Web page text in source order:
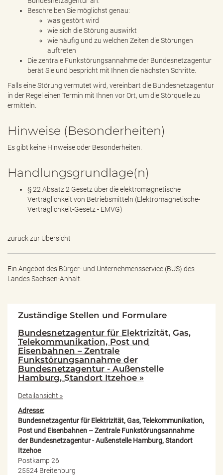
Beschreiben Sie möglichst genau:
was gestört wird
wie sich die Störung auswirkt
wie häufig und zu welchen Zeiten die Störungen
auftreten
Die zentrale Funkstörungsannahme der Bundesnetzagentur
berät Sie und bespricht mit Ihnen die nächsten Schritte.
Falls eine Störung vermutet wird, vereinbart die Bundesnetzagentur
in der Regel einen Termin mit Ihnen vor Ort, um die Störquelle zu
ermitteln.
Hinweise (Besonderheiten)
Es gibt keine Hinweise oder Besonderheiten.
Handlungsgrundlage(n)
§ 22 Absatz 2 Gesetz über die elektromagnetische
Verträglichkeit von Betriebsmitteln (Elektromagnetische-
Verträglichkeit-Gesetz - EMVG)
zurück zur Übersicht
Ein Angebot des Bürger- und Unternehmensservice (BUS) des
Landes Sachsen-Anhalt.
Zuständige Stellen und Formulare
Bundesnetzagentur für Elektrizität, Gas,
Telekommunikation, Post und
Eisenbahnen – Zentrale
Funkstörungsannahme der
Bundesnetzagentur - Außenstelle
Hamburg, Standort Itzehoe »
Detailansicht »
Adresse:
Bundesnetzagentur für Elektrizität, Gas, Telekommunikation,
Post und Eisenbahnen – Zentrale Funkstörungsannahme
der Bundesnetzagentur - Außenstelle Hamburg, Standort
Itzehoe
Postkamp 26
25524 Breitenburg